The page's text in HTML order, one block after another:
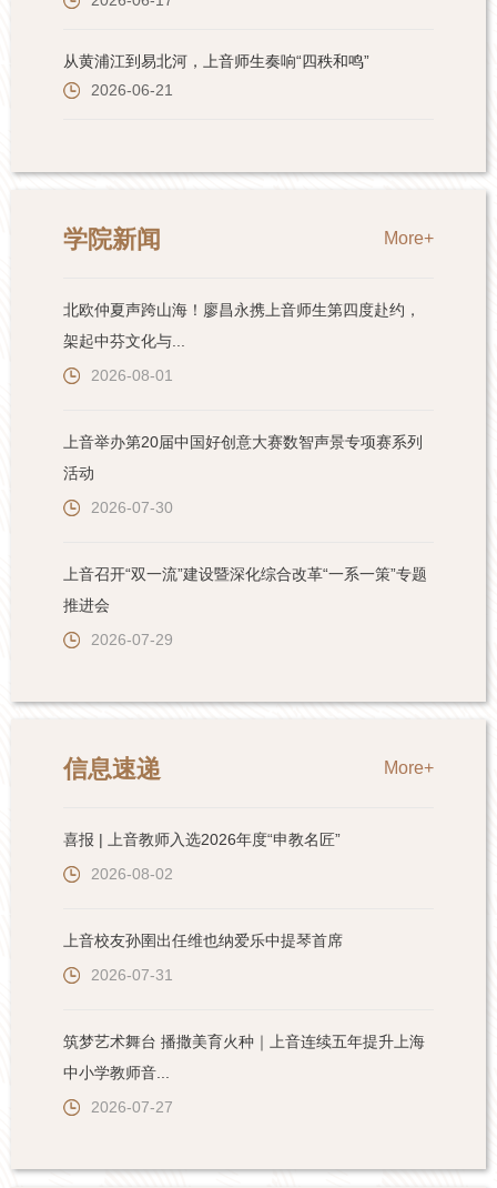
学院新闻 More+
北欧仲夏声跨山海！廖昌永携上音师生第四度赴约，
架起中芬文化与...
2026-08-01
上音举办第20届中国好创意大赛数智声景专项赛系列
活动
2026-07-30
上音召开“双一流”建设暨深化综合改革“一系一策”专题
推进会
2026-07-29
信息速递 More+
喜报 | 上音教师入选2026年度“申教名匠”
2026-08-02
上音校友孙圉出任维也纳爱乐中提琴首席
2026-07-31
筑梦艺术舞台 播撒美育火种｜上音连续五年提升上海
中小学教师音...
2026-07-27